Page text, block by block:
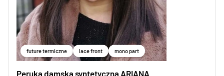
future termiczne lace front mono part
Peruka damska syntetyczna ARIANA